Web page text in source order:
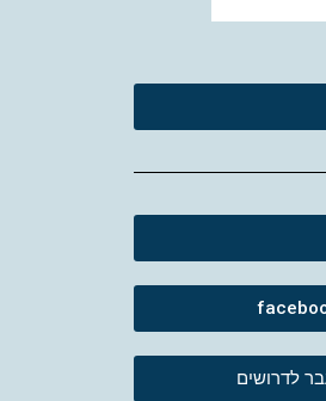
לדרושים